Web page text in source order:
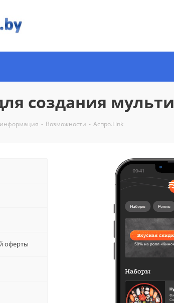
создания
- Возможности - Аспро.Link
оферты